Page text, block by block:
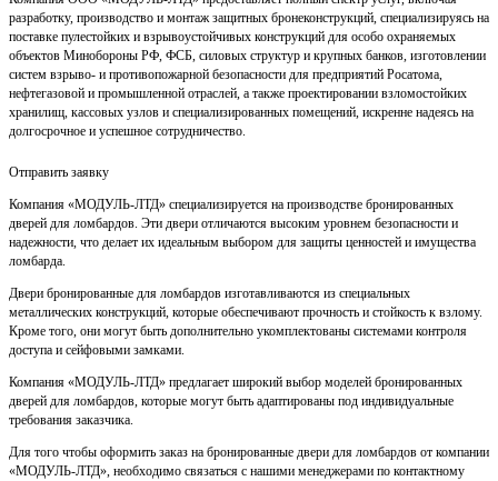
разработку, производство и монтаж защитных бронеконструкций, специализируясь на
поставке пулестойких и взрывоустойчивых конструкций для особо охраняемых
объектов Минобороны РФ, ФСБ, силовых структур и крупных банков, изготовлении
систем взрыво- и противопожарной безопасности для предприятий Росатома,
нефтегазовой и промышленной отраслей, а также проектировании взломостойких
хранилищ, кассовых узлов и специализированных помещений, искренне надеясь на
долгосрочное и успешное сотрудничество.
Отправить заявку
Компания «МОДУЛЬ-ЛТД» специализируется на производстве бронированных
дверей для ломбардов. Эти двери отличаются высоким уровнем безопасности и
надежности, что делает их идеальным выбором для защиты ценностей и имущества
ломбарда.
Двери бронированные для ломбардов изготавливаются из специальных
металлических конструкций, которые обеспечивают прочность и стойкость к взлому.
Кроме того, они могут быть дополнительно укомплектованы системами контроля
доступа и сейфовыми замками.
Компания «МОДУЛЬ-ЛТД» предлагает широкий выбор моделей бронированных
дверей для ломбардов, которые могут быть адаптированы под индивидуальные
требования заказчика.
Для того чтобы оформить заказ на бронированные двери для ломбардов от компании
«МОДУЛЬ-ЛТД», необходимо связаться с нашими менеджерами по контактному